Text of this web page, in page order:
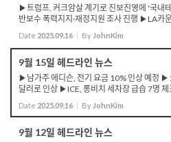
▶트럼프, 커크암살 계기로 진보진영에 '국내
반보수 폭력지지·재정지원 조사 진행 ▶LA카
주민 지원 검토 ▶피해주민 2,000만 달러 규모
Date 2025.09.16 By JohnKim
9월 15일 헤드라인 뉴스
▶남가주 에디슨, 전기 요금 10% 인상 예정
달러로 인상 ▶ICE, 롱비치 세차장 급습 7명
단속해 250명 이상 구금 ▶2026년 소셜연금
$2,008 → $2,...
Date 2025.09.16 By JohnKim
9월 12일 헤드라인 뉴스